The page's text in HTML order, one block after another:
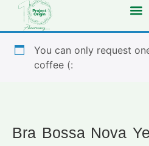
You can only request
coffee (:
Bra Bossa Nova